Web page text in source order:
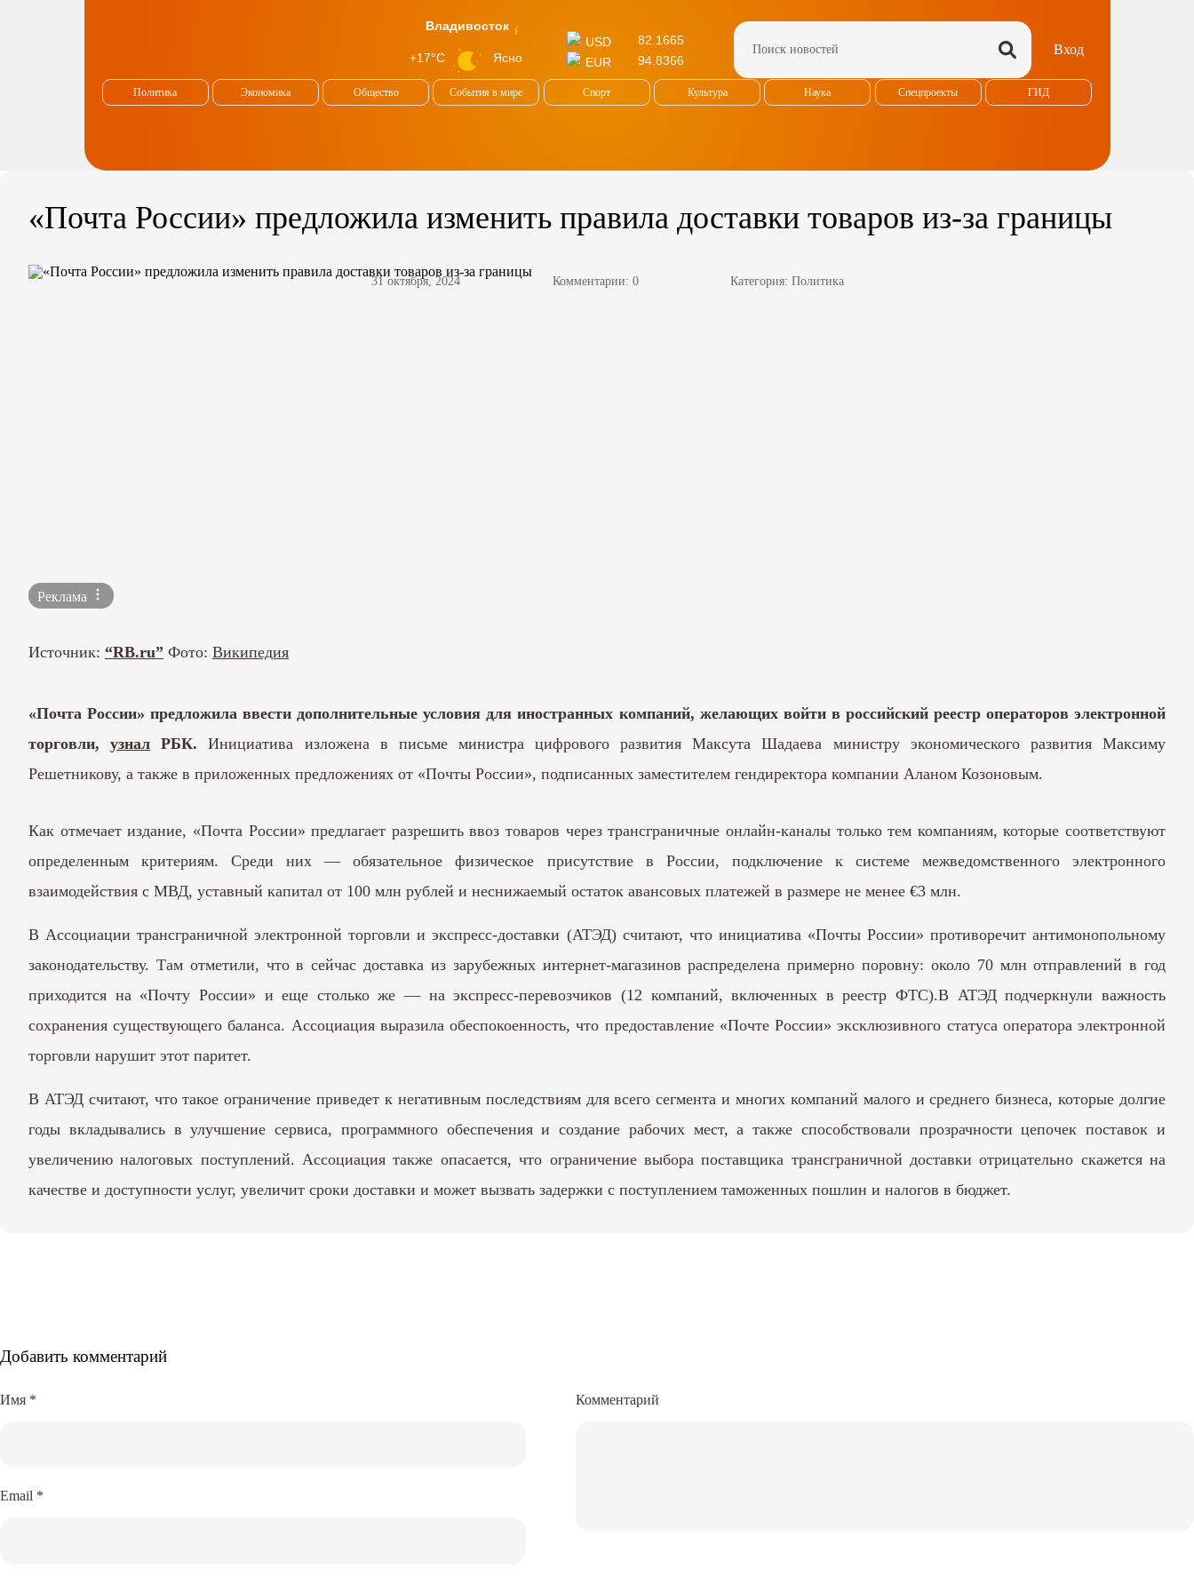
Владивосток
+17°C Ясно
USD
82.1665
EUR
94.8366
Вход
Политика Экономика Общество События в мире Спорт Культура Наука Спецпроекты ГИД
«Почта России» предложила изменить правила доставки товаров из-за границы
31 октября, 2024 Комментарии: 0 Категория: Политика
Реклама
Источник: “RB.ru” Фото: Википедия
«Почта России» предложила ввести дополнительные условия для иностранных компаний, желающих войти в российский реестр операторов электронной
торговли,узнал РБК. Инициатива изложена в письме министра цифрового развития Максута Шадаева министру экономического развития Максиму
Решетникову, а также в приложенных предложениях от «Почты России», подписанных заместителем гендиректора компании Аланом Козоновым.
Как отмечает издание, «Почта России» предлагает разрешить ввоз товаров через трансграничные онлайн-каналы только тем компаниям, которые соответствуют
определенным критериям. Среди них — обязательное физическое присутствие в России, подключение к системе межведомственного электронного
взаимодействия с МВД, уставный капитал от 100 млн рублей и неснижаемый остаток авансовых платежей в размере не менее €3 млн.
В Ассоциации трансграничной электронной торговли и экспресс-доставки (АТЭД) считают, что инициатива «Почты России» противоречит антимонопольному
законодательству. Там отметили, что в сейчас доставка из зарубежных интернет-магазинов распределена примерно поровну: около 70 млн отправлений в год
приходится на «Почту России» и еще столько же — на экспресс-перевозчиков (12 компаний, включенных в реестр ФТС).В АТЭД подчеркнули важность
сохранения существующего баланса. Ассоциация выразила обеспокоенность, что предоставление «Почте России» эксклюзивного статуса оператора электронной
торговли нарушит этот паритет.
В АТЭД считают, что такое ограничение приведет к негативным последствиям для всего сегмента и многих компаний малого и среднего бизнеса, которые долгие
годы вкладывались в улучшение сервиса, программного обеспечения и создание рабочих мест, а также способствовали прозрачности цепочек поставок и
увеличению налоговых поступлений. Ассоциация также опасается, что ограничение выбора поставщика трансграничной доставки отрицательно скажется на
качестве и доступности услуг, увеличит сроки доставки и может вызвать задержки с поступлением таможенных пошлин и налогов в бюджет.
Добавить комментарий
Комментарий
Имя *
Email *